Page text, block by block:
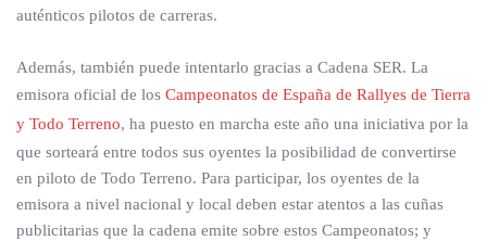
auténticos pilotos de carreras.
Además, también puede intentarlo gracias a Cadena SER. La
emisora oficial de los Campeonatos de España de Rallyes de Tierra
y Todo Terreno, ha puesto en marcha este año una iniciativa por la
que sorteará entre todos sus oyentes la posibilidad de convertirse
en piloto de Todo Terreno. Para participar, los oyentes de la
emisora a nivel nacional y local deben estar atentos a las cuñas
publicitarias que la cadena emite sobre estos Campeonatos; y